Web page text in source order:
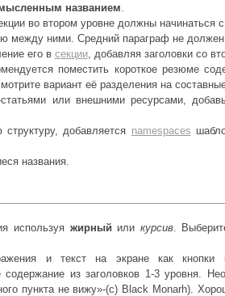
названием.
во втором уровне должны начинаться с
между ними. Средний параграф не
его в секции, добавляя заголовки со
поместить короткое резюме
вариант её разделения на
или внешними ресурсами,
добавляется namespaces
названия.
используя жирный или курсив.
и текст на экране как
из заголовков 1-3 уровня.
пункта не вижу»-(с) Black Monarh).